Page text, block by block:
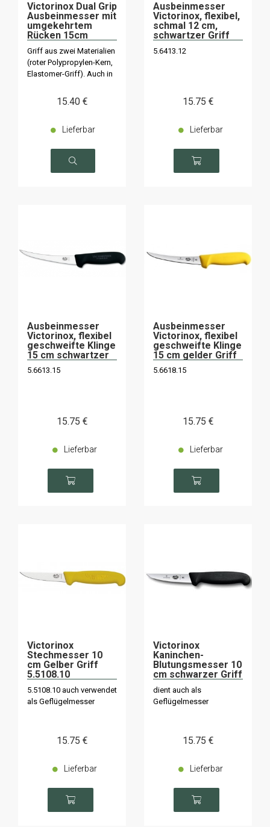
Victorinox Dual Grip
Ausbeinmesser mit
umgekehrtem
Rücken 15cm
5.6613.15D/
5.6613.12D in 12cm
Griff aus zwei Materialien
(roter Polypropylen-Kern,
Elastomer-Griff). Auch in
15.40 €
Lieferbar
Ausbeinmesser
Victorinox, flexibel,
schmal 12 cm,
schwartzer Griff
5.6413.12
15.75 €
Lieferbar
Ausbeinmesser
Victorinox, flexibel
geschweifte Klinge
15 cm schwartzer
5.6613.15
15.75 €
Lieferbar
Ausbeinmesser
Victorinox, flexibel
geschweifte Klinge
15 cm gelder Griff
5.6618.15
15.75 €
Lieferbar
Victorinox
Stechmesser 10
cm Gelber Griff
5.5108.10
5.5108.10 auch verwendet
als Geflügelmesser
15.75 €
Lieferbar
Victorinox
Kaninchen-
Blutungsmesser 10
cm schwarzer Griff
5.5103.10
dient auch als
Geflügelmesser
15.75 €
Lieferbar